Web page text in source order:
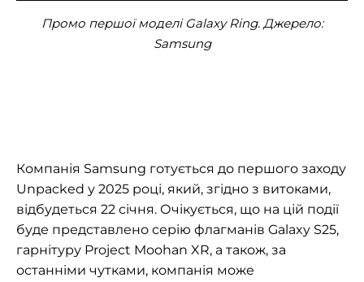
Промо першої моделі Galaxy Ring. Джерело:
Samsung
Компанія Samsung готується до першого заходу
Unpacked у 2025 році, який, згідно з витоками,
відбудеться 22 січня. Очікується, що на цій події
буде представлено серію флагманів Galaxy S25,
гарнітуру Project Moohan XR, а також, за
останніми чутками, компанія може